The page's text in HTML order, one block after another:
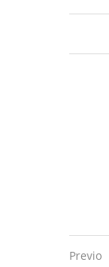
Previo